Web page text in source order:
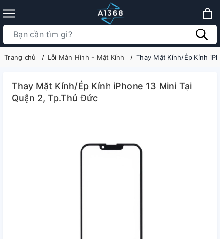
Trang chủ Lỗi Màn Hình - Mặt Kính Thay Mặt Kính/Ép Kính
Thay Mặt Kính/Ép Kính iPhone 13 Mini Tại
Quận 2, Tp.Thủ Đức